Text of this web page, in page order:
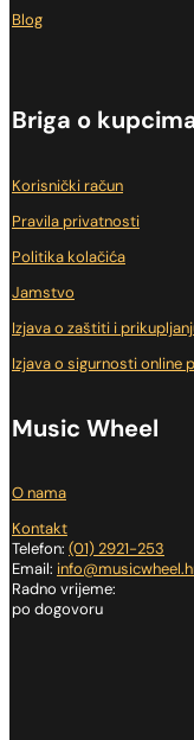
Blog
Briga o
Korisnički račun
Pravila privatnosti
Politika kolačića
Jamstvo
Izjava o zaštiti i
Izjava o sigurnosti online
Music Wheel
O nama
Kontakt
Telefon: (01) 2921-253
Email:
Radno vrijeme:
po dogovoru